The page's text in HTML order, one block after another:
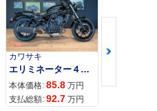
カワサキ
エリミネーター４００
本体価格: 85.8 万円
支払総額: 92.7 万円
カワサキ
本体価格: